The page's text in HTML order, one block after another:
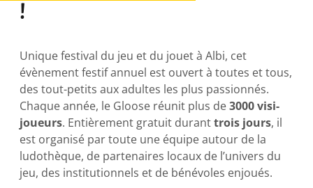
!
Unique festival du jeu et du jouet à Albi, cet
évènement festif annuel est ouvert à toutes et tous,
des tout-petits aux adultes les plus passionnés.
Chaque année, le Gloose réunit plus de3000 visi-
joueurs. Entièrement gratuit duranttrois jours, il
est organisé par toute une équipe autour de la
ludothèque, de partenaires locaux de l’univers du
jeu, des institutionnels et de bénévoles enjoués.